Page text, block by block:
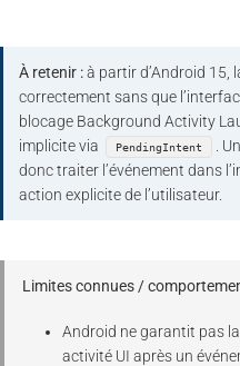
À retenir :à partir d’Android 15,
correctement sans que
blocage Background Activity
implicite via
PendingIntent
.
donc traiter l’événement dans
action explicite de l’utilisateur.
Limites connues /
Android ne garantit pas
activité UI après un